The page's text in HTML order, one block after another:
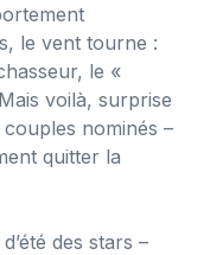
le vent tourne :
le «
voilà, surprise
nominés –
quitter la
des stars –